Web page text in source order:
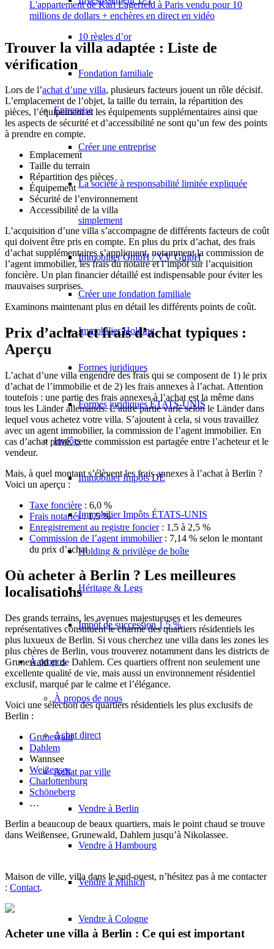
10 règles d’or
Fondation familiale
Entreprise
Créer une entreprise
La société à responsabilité limitée expliquée
simplement
Immobilier GmbH / VV GmbH
Créer une fondation familiale
Immobilier Holding
Formes juridiques
Formes juridiques ÉTATS-UNIS
Impôts
Immobilier Impôts DE
Immobilier Impôts ÉTATS-UNIS
Holding & privilège de boîte
Héritage & Legs
Impôt de succession 1,5 %
À propos
À propos de nous
Achat direct
Achat par ville
Vendre à Berlin
Vendre à Hambourg
Vendre à Munich
Vendre à Cologne
L'appartement de Karl Lagerfeld à Paris vendu pour 10
millions de dollars + enchères en direct en vidéo
Trouver la villa adaptée : Liste de
vérification
Lors de l’achat d’une villa, plusieurs facteurs jouent un rôle décisif.
L’emplacement de l’objet, la taille du terrain, la répartition des
pièces, l’équipement et les équipements supplémentaires ainsi que
les aspects de sécurité et d’accessibilité ne sont qu’un few des points
à prendre en compte.
Emplacement
Taille du terrain
Répartition des pièces
Équipement
Sécurité de l’environnement
Accessibilité de la villa
L’acquisition d’une villa s’accompagne de différents facteurs de coût
qui doivent être pris en compte. En plus du prix d’achat, des frais
d’achat supplémentaires s’appliquent, notamment la commission de
l’agent immobilier, les frais du notaire et l’impôt sur l’acquisition
foncière. Un plan financier détaillé est indispensable pour éviter les
mauvaises surprises.
Examinons maintenant plus en détail les différents points de coût.
Prix d’achat et frais d’achat typiques :
Aperçu
L’achat d’une villa engendre des frais qui se composent de 1) le prix
d’achat de l’immobilie et de 2) les frais annexes à l’achat. Attention
toutefois : une partie des frais annexes à l’achat est la même dans
tous les Länder allemands. L’autre partie varie selon le Länder dans
lequel vous achetez votre villa. S’ajoutent à cela, si vous travaillez
avec un agent immobilier, la commission de l’agent immobilier. En
cas d’achat privé, cette commission est partagée entre l’acheteur et le
vendeur.
Mais, à quel montant s’élèvent les frais annexes à l’achat à Berlin ?
Voici un aperçu :
Taxe foncière : 6,0 %
Frais notariés: 1,5 %
Enregistrement au registre foncier: 1,5 à 2,5 %
Commission de l’agent immobilier: 7,14 % selon le montant
du prix d’achat
Où acheter à Berlin ? Les meilleures
localisations
Des grands terrains, les avenues majestueuses et les demeures
représentatives constituent le charme des quartiers résidentiels les
plus luxueux de Berlin. Si vous cherchez une villa dans les zones les
plus chères de Berlin, vous trouverez notamment dans les districts de
Grunewald et de Dahlem. Ces quartiers offrent non seulement une
excellente qualité de vie, mais aussi un environnement résidentiel
exclusif, marqué par le calme et l’élégance.
Voici une sélection des quartiers résidentiels les plus exclusifs de
Berlin :
Grunewald
Dahlem
Wannsee
Weißensee
Charlottenburg
Schöneberg
…
Berlin a beaucoup de beaux quartiers, mais le point chaud se trouve
dans Weißensee, Grunewald, Dahlem jusqu’à Nikolassee.
Maison de ville, villa dans le sud-ouest, n’hésitez pas à me contacter
: Contact.
Acheter une villa à Berlin : Ce qui est important